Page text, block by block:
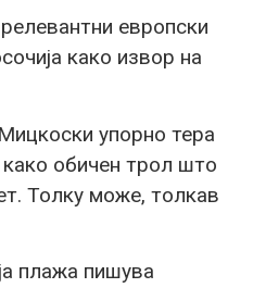
европски
како извор на
упорно тера
како обичен трол што
Толку може, толкав
плажа пишува